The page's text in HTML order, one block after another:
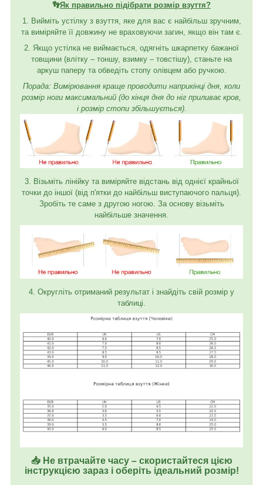
👣Як правильно підібрати розмір взуття?
1. Вийміть устілку з взуття, яке для вас є найбільш зручним,
та виміряйте її довжину не враховуючи загин, якщо він там є.
2. Якщо устілка не виймається, одягніть шкарпетку бажаної
товщини (влітку – тоншу, взимку – товстішу), станьте на
аркуш паперу та обведіть стопу олівцем або ручкою.
Порада: Вимірювання краще проводити наприкінці дня, коли
розмір ноги максимальний (до кінця дня до ніг приливає кров,
і розмір стопи збільшується).
3. Візьміть лінійку та виміряйте відстань від однієї крайньої
точки до іншої (від п'ятки до найбільш виступаючого пальця).
Зробіть те саме з другою ногою. За основу візьміть
найбільше значення.
4. Округліть отриманий результат і знайдіть свій розмір у
таблиці.
📥 Не втрачайте часу – скористайтеся цією
інструкцією зараз і оберіть ідеальний розмір!